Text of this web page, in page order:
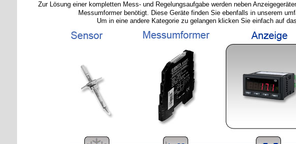
Zur Lösung einer kompletten Mess- und Regelungsaufgabe werden neben
Messumformer benötigt. Diese Geräte finden Sie ebenfalls in unserem
Um in eine andere Kategorie zu gelangen klicken Sie einfach auf